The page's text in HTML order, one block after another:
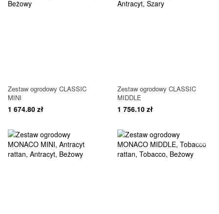
Zestaw ogrodowy CLASSIC
MINI
1 674.80 zł
Zestaw ogrodowy CLASSIC
MIDDLE
1 756.10 zł